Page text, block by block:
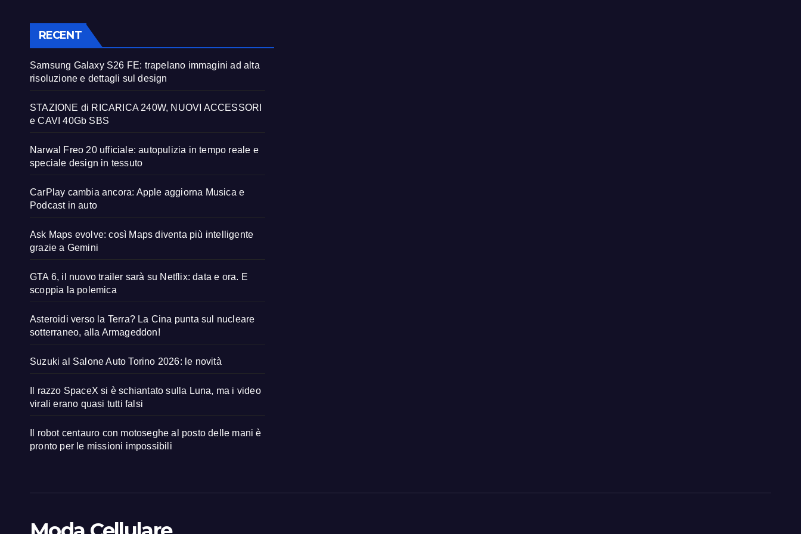
RECENT
Samsung Galaxy S26 FE: trapelano immagini ad alta
risoluzione e dettagli sul design
STAZIONE di RICARICA 240W, NUOVI ACCESSORI
e CAVI 40Gb SBS
Narwal Freo 20 ufficiale: autopulizia in tempo reale e
speciale design in tessuto
CarPlay cambia ancora: Apple aggiorna Musica e
Podcast in auto
Ask Maps evolve: così Maps diventa più intelligente
grazie a Gemini
GTA 6, il nuovo trailer sarà su Netflix: data e ora. E
scoppia la polemica
Asteroidi verso la Terra? La Cina punta sul nucleare
sotterraneo, alla Armageddon!
Suzuki al Salone Auto Torino 2026: le novità
Il razzo SpaceX si è schiantato sulla Luna, ma i video
virali erano quasi tutti falsi
Il robot centauro con motoseghe al posto delle mani è
pronto per le missioni impossibili